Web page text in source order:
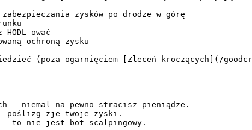
zysków po drodze w górę
ować
ochroną zysku
(poza ogarnięciem [Zleceń kroczących](/
— niemal na pewno stracisz pieniądze.
— poślizg zje twoje zyski.
— to nie jest bot scalpingowy.